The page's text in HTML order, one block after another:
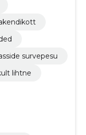
survepesu
lihtne